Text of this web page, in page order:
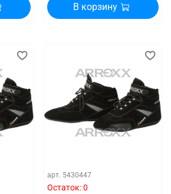
В корзину
арт. 5430447
Остаток: 0